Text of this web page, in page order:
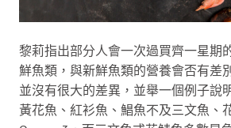
黎莉指出部分人會一次過買齊一星期
鮮魚類，與新鮮魚類的營養會否有差
並沒有很大的差異，並舉一個例子說
黃花魚、紅衫魚、鯧魚不及三文魚、